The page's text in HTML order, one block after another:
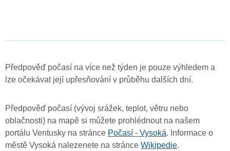
Předpověď počasí na více než týden je pouze výhledem a
lze očekávat její upřesňování v průběhu dalších dní.
Předpověď počasí (vývoj srážek, teplot, větru nebo
oblačnosti) na mapě si můžete prohlédnout na našem
portálu Ventusky na stránce Počasí - Vysoká. Informace o
městě Vysoká nalezenete na stránce Wikipedie.